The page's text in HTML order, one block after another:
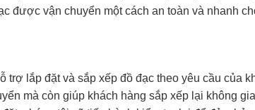
được vận chuyển một cách an toàn và nhanh
trợ lắp đặt và sắp xếp đồ đạc theo yêu cầu của
mà còn giúp khách hàng sắp xếp lại không